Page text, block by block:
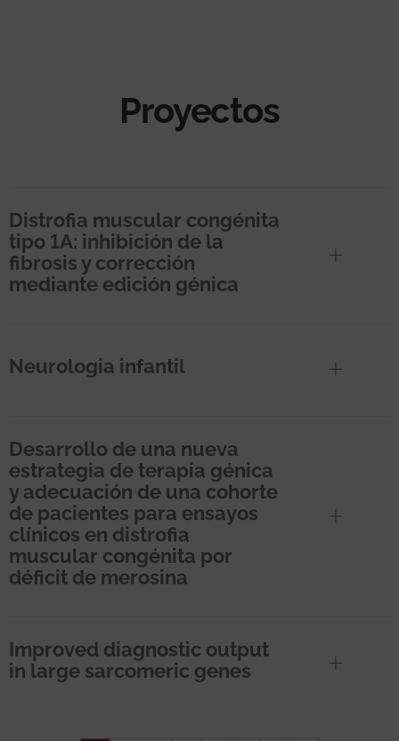
Proyectos
Distrofia muscular congénita
tipo 1A: inhibición de la
fibrosis y corrección
mediante edición génica
Neurologia infantil
Desarrollo de una nueva
estrategia de terapia génica
y adecuación de una cohorte
de pacientes para ensayos
clínicos en distrofia
muscular congénita por
déficit de merosina
Improved diagnostic output
in large sarcomeric genes